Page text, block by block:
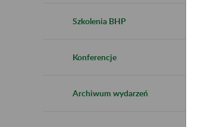
Szkolenia BHP
Konferencje
Archiwum wydarzeń